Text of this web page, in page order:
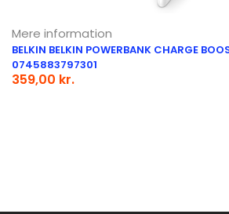
Mere information
BELKIN BELKIN POWERBANK CHARGE
0745883797301
359,00 kr.